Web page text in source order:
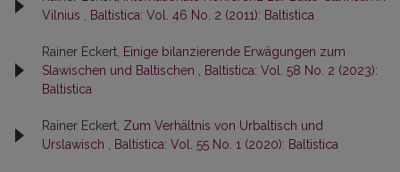
Vilnius
Baltistica: Vol. 46 No. 2 (2011): Baltistica
Rainer Eckert, Einige bilanzierende Erwägungen zum
Slawischen und Baltischen
Baltistica: Vol. 58 No. 2 (2023):
Baltistica
Rainer Eckert, Zum Verhältnis von Urbaltisch und
Urslawisch
Baltistica: Vol. 55 No. 1 (2020): Baltistica